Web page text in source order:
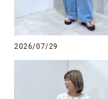
2026/07/29